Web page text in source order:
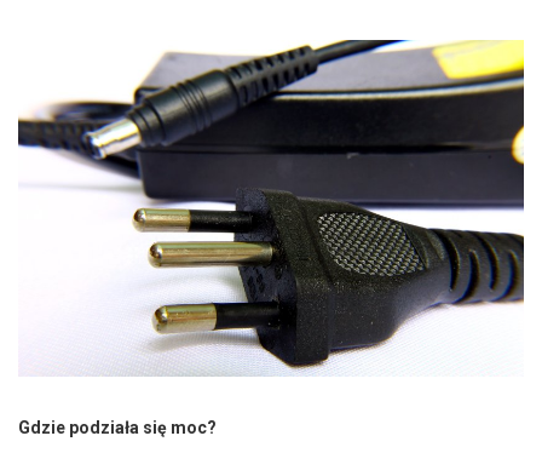
Gdzie podziała się moc?